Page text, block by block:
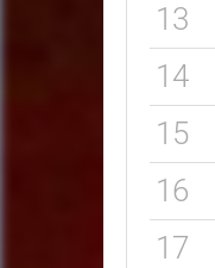
13
14
15
16
17